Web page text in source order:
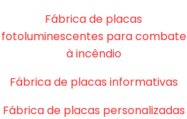
Fábrica de placas
fotoluminescentes para combate
à incêndio
Fábrica de placas informativas
Fábrica de placas personalizadas